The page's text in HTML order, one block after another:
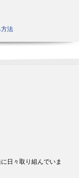
法
日々取り組んでいま